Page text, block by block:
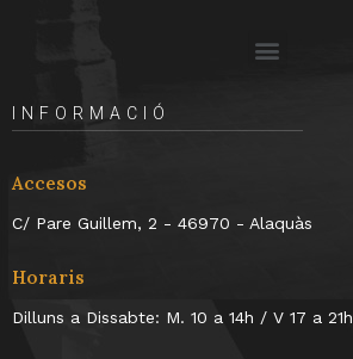
INFORMACIÓ
Accesos
C/ Pare Guillem, 2 - 46970 - Alaquàs
Horaris
Dilluns a Dissabte: M. 10 a 14h / V 17 a 21h